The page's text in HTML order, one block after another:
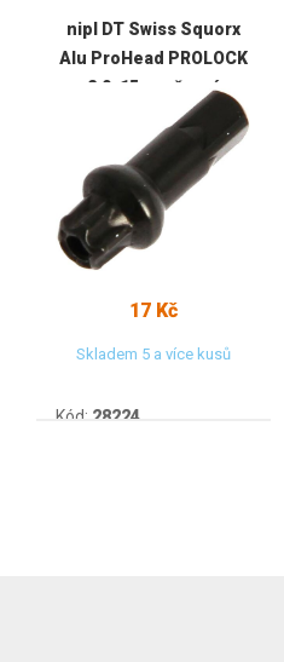
nipl DT Swiss Squorx
Alu ProHead PROLOCK
2,0x15mm černý
17 Kč
Skladem 5 a více kusů
Kód: 28224